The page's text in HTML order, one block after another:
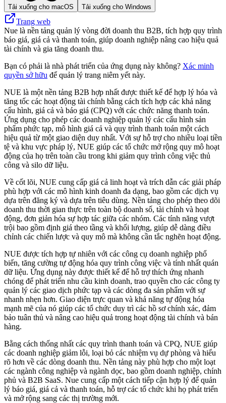
Tải xuống cho macOS Tải xuống cho Windows
Trang web
Nue là nền tảng quản lý vòng đời doanh thu B2B, tích hợp quy trình
báo giá, giá cả và thanh toán, giúp doanh nghiệp nâng cao hiệu quả
tài chính và gia tăng doanh thu.
Bạn có phải là nhà phát triển của ứng dụng này không? Xác minh
quyền sở hữu để quản lý trang niêm yết này.
NUE là một nền tảng B2B hợp nhất được thiết kế để hợp lý hóa và
tăng tốc các hoạt động tài chính bằng cách tích hợp các khả năng
cấu hình, giá cả và báo giá (CPQ) với các chức năng thanh toán.
Ứng dụng cho phép các doanh nghiệp quản lý các cấu hình sản
phẩm phức tạp, mô hình giá cả và quy trình thanh toán một cách
hiệu quả từ một giao diện duy nhất. Với sự hỗ trợ cho nhiều loại tiền
tệ và khu vực pháp lý, NUE giúp các tổ chức mở rộng quy mô hoạt
động của họ trên toàn cầu trong khi giảm quy trình công việc thủ
công và silo dữ liệu.
Về cốt lõi, NUE cung cấp giá cả linh hoạt và trích dẫn các giải pháp
phù hợp với các mô hình kinh doanh đa dạng, bao gồm các dịch vụ
dựa trên đăng ký và dựa trên tiêu dùng. Nền tảng cho phép theo dõi
doanh thu thời gian thực trên toàn bộ doanh số, tài chính và hoạt
động, đơn giản hóa sự hợp tác giữa các nhóm. Các tính năng vượt
trội bao gồm định giá theo tầng và khối lượng, giúp dễ dàng điều
chỉnh các chiến lược và quy mô mà không cần tắc nghẽn hoạt động.
NUE được tích hợp tự nhiên với các công cụ doanh nghiệp phổ
biến, tăng cường tự động hóa quy trình công việc và tính nhất quán
dữ liệu. Ứng dụng này được thiết kế để hỗ trợ thích ứng nhanh
chóng để phát triển nhu cầu kinh doanh, trao quyền cho các công ty
quản lý các giao dịch phức tạp và các dòng đa sản phẩm với sự
nhanh nhẹn hơn. Giao diện trực quan và khả năng tự động hóa
mạnh mẽ của nó giúp các tổ chức duy trì các hồ sơ chính xác, đảm
bảo tuân thủ và nâng cao hiệu quả trong hoạt động tài chính và bán
hàng.
Bằng cách thống nhất các quy trình thanh toán và CPQ, NUE giúp
các doanh nghiệp giảm lỗi, loại bỏ các nhiệm vụ dự phòng và hiểu
rõ hơn về các dòng doanh thu. Nền tảng này phù hợp cho một loạt
các ngành công nghiệp và ngành dọc, bao gồm doanh nghiệp, chính
phủ và B2B SaaS. Nue cung cấp một cách tiếp cận hợp lý để quản
lý báo giá, giá cả và thanh toán, hỗ trợ các tổ chức khi họ phát triển
và mở rộng sang các thị trường mới.